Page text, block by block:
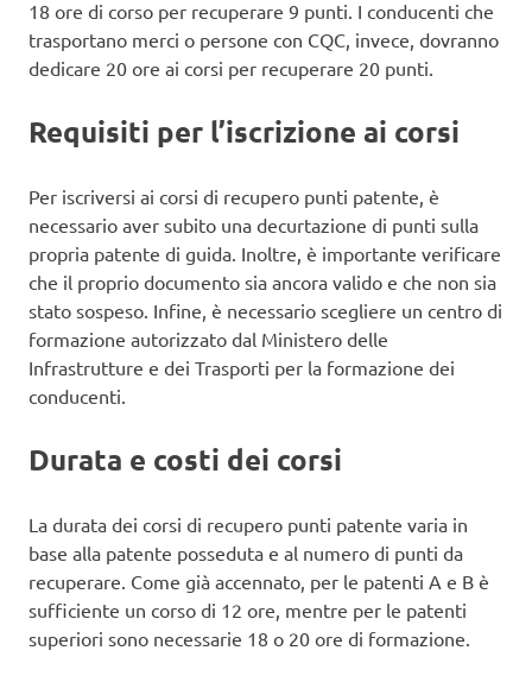
18 ore di corso per recuperare 9 punti. I conducenti che
trasportano merci o persone con CQC, invece, dovranno
dedicare 20 ore ai corsi per recuperare 20 punti.
Requisiti per l’iscrizione ai corsi
Per iscriversi ai corsi di recupero punti patente, è
necessario aver subito una decurtazione di punti sulla
propria patente di guida. Inoltre, è importante verificare
che il proprio documento sia ancora valido e che non sia
stato sospeso. Infine, è necessario scegliere un centro di
formazione autorizzato dal Ministero delle
Infrastrutture e dei Trasporti per la formazione dei
conducenti.
Durata e costi dei corsi
La durata dei corsi di recupero punti patente varia in
base alla patente posseduta e al numero di punti da
recuperare. Come già accennato, per le patenti A e B è
sufficiente un corso di 12 ore, mentre per le patenti
superiori sono necessarie 18 o 20 ore di formazione.